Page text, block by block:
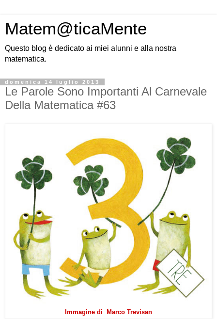
Matem@ticaMente
Questo blog è dedicato ai miei alunni e alla nostra
matematica.
domenica 14 luglio 2013
Le Parole Sono Importanti Al Carnevale
Della Matematica #63
Immagine di Marco Trevisan